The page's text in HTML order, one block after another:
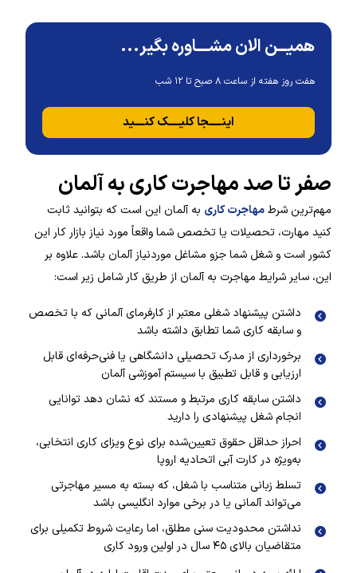
همیـــن الان مشــــاوره بگیر...
هفت روز هفته از ساعت ۸ صبح تا ۱۲ شب
اینـــــجا کلیـــــک کنــــید
صفر تا صد مهاجرت کاری به آلمان
مهم‌ترین شرطمهاجرت کاری به آلمان این است که بتوانید ثابت
کنید مهارت، تحصیلات یا تخصص شما واقعاً مورد نیاز بازار کار این
کشور است و شغل شما جزو مشاغل موردنیاز آلمان باشد. علاوه بر
این، سایر شرایط مهاجرت به آلمان از طریق کار شامل زیر است:
داشتن پیشنهاد شغلی معتبر از کارفرمای آلمانی که با تخصص
و سابقه کاری شما تطابق داشته باشد
برخورداری از مدرک تحصیلی دانشگاهی یا فنی‌حرفه‌ای قابل
ارزیابی و قابل تطبیق با سیستم آموزشی آلمان
داشتن سابقه کاری مرتبط و مستند که نشان دهد توانایی
انجام شغل پیشنهادی را دارید
احراز حداقل حقوق تعیین‌شده برای نوع ویزای کاری انتخابی،
به‌ویژه در کارت آبی اتحادیه اروپا
تسلط زبانی متناسب با شغل، که بسته به مسیر مهاجرتی
می‌تواند آلمانی یا در برخی موارد انگلیسی باشد
نداشتن محدودیت سنی مطلق، اما رعایت شروط تکمیلی برای
متقاضیان بالای ۴۵ سال در اولین ورود کاری